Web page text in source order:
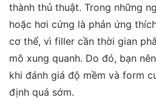
thành thủ thuật. Trong những
hoặc hơi cứng là phản ứng
cơ thể, vì filler cần thời gian
mô xung quanh. Do đó, bạn
khi đánh giá độ mềm và form
định quá sớm.